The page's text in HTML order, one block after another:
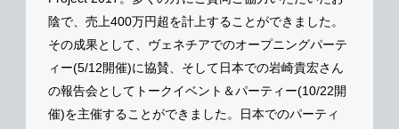
陰で、売上400万円超を計上することができました。
その成果として、ヴェネチアでのオープニングパーテ
ィー(5/12開催)に協賛、そして日本での岩崎貴宏さん
の報告会としてトークイベント＆パーティー(10/22開
催)を主催することができました。日本でのパーティ